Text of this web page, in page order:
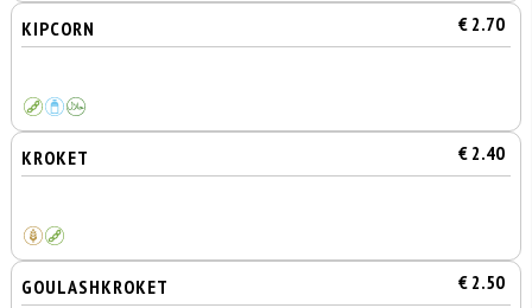
KIPCORN € 2.70
KROKET € 2.40
GOULASHKROKET € 2.50